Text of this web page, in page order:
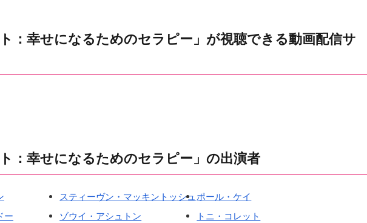
ト：幸せになるためのセラピー」が視聴できる動画配信サ
ト：幸せになるためのセラピー」の出演者
スティーヴン・マッキントッシュ ポール・ケイ
ー
ゾウイ・アシュトン トニ・コレット